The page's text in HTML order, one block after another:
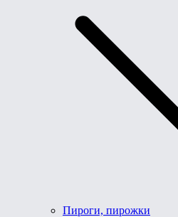
Пироги, пирожки